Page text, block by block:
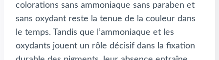
colorations sans ammoniaque sans paraben et
sans oxydant reste la tenue de la couleur dans
le temps. Tandis que l’ammoniaque et les
oxydants jouent un rôle décisif dans la fixation